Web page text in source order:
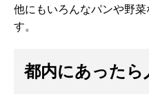
他にもいろんなパンや野
す。
都内にあった